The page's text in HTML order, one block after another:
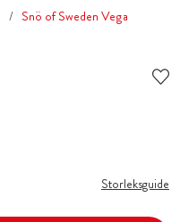
Snö of Sweden Vega
Storleksguide